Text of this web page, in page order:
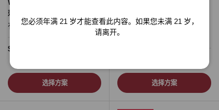
Womanizer - 增强阴蒂空气
刺激器
有现货
促销价
$208.22 SGD
选择方案
有现货
选择方案
您必须年满 21 岁才能查看此内容。如果您未满 21 岁，
请离开。